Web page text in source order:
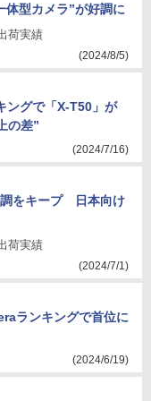
体型カメラ”が好調に
荷実績
(2024/8/5)
ングで「X-T50」が
の差”
(2024/7/16)
調をキープ 日本向け
荷実績
(2024/7/1)
ランキングで首位に
(2024/6/19)